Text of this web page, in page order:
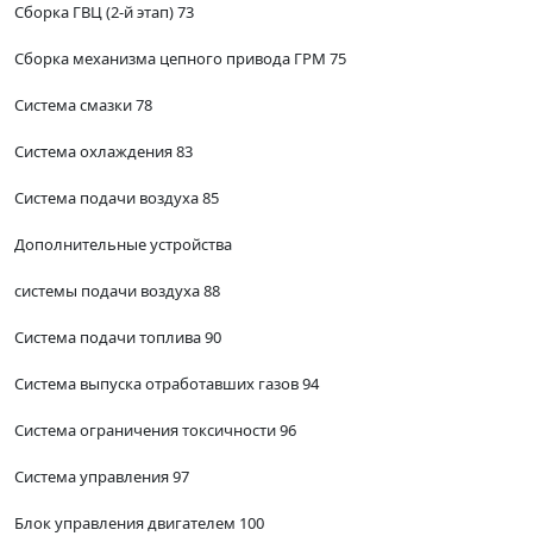
Сборка ГВЦ (2-й этап) 73
Сборка механизма цепного привода ГРМ 75
Система смазки 78
Система охлаждения 83
Система подачи воздуха 85
Дополнительные устройства
системы подачи воздуха 88
Система подачи топлива 90
Система выпуска отработавших газов 94
Система ограничения токсичности 96
Система управления 97
Блок управления двигателем 100